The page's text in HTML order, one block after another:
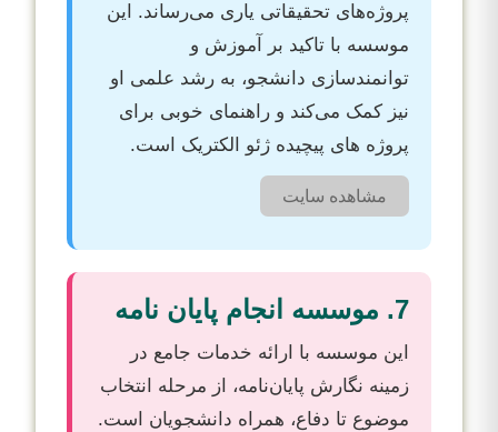
پروژه‌های تحقیقاتی یاری می‌رساند. این
موسسه با تاکید بر آموزش و
توانمندسازی دانشجو، به رشد علمی او
نیز کمک می‌کند و راهنمای خوبی برای
پروژه های پیچیده ژئو الکتریک است.
مشاهده سایت
7. موسسه انجام پایان نامه
این موسسه با ارائه خدمات جامع در
زمینه نگارش پایان‌نامه، از مرحله انتخاب
موضوع تا دفاع، همراه دانشجویان است.